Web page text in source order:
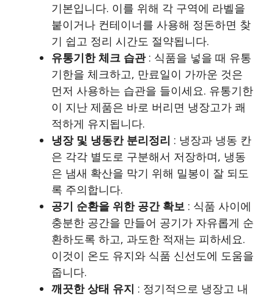
기본입니다. 이를 위해 각 구역에 라벨을
붙이거나 컨테이너를 사용해 정돈하면 찾
기 쉽고 정리 시간도 절약됩니다.
유통기한 체크 습관: 식품을 넣을 때 유통
기한을 체크하고, 만료일이 가까운 것은
먼저 사용하는 습관을 들이세요. 유통기한
이 지난 제품은 바로 버리면 냉장고가 쾌
적하게 유지됩니다.
냉장 및 냉동칸 분리정리 : 냉장과 냉동 칸
은 각각 별도로 구분해서 저장하며, 냉동
은 냄새 확산을 막기 위해 밀봉이 잘 되도
록 주의합니다.
공기 순환을 위한 공간 확보 : 식품 사이에
충분한 공간을 만들어 공기가 자유롭게 순
환하도록 하고, 과도한 적재는 피하세요.
이것이 온도 유지와 식품 신선도에 도움을
줍니다.
깨끗한 상태 유지 : 정기적으로 냉장고 내